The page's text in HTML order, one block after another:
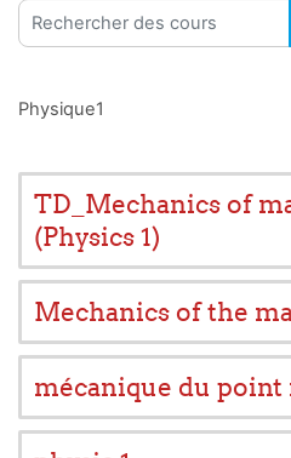
Rechercher des cours
Physique1
TD_Mechanics of
(Physics 1)
Mechanics of the
mécanique du